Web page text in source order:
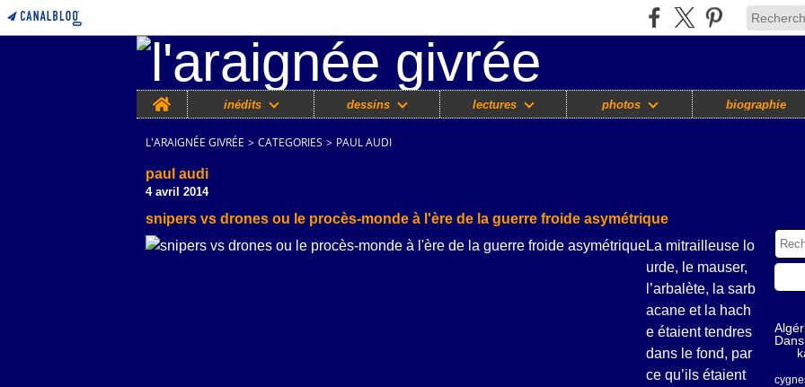
Home
inédits dessins lectures photos biographie
L'ARAIGNÉE GIVRÉE > CATEGORIES > PAUL AUDI
paul audi
4 avril 2014
snipers vs drones ou le procès-monde à l'ère de la guerre froide asymétrique
La mitrailleuse lo
urde, le mauser,
l’arbalète, la sarb
acane et la hach
e étaient tendres
dans le fond, par
ce qu’ils étaient